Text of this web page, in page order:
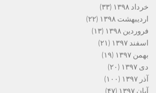
خرداد ۱۳۹۸
(۳۳)
اردیبهشت ۱۳۹۸
(۲۲)
فروردین ۱۳۹۸
(۱۳)
اسفند ۱۳۹۷
(۲۱)
بهمن ۱۳۹۷
(۱۹)
دی ۱۳۹۷
(۲۰)
آذر ۱۳۹۷
(۱۰۰)
آبان ۱۳۹۷
(۴۷)